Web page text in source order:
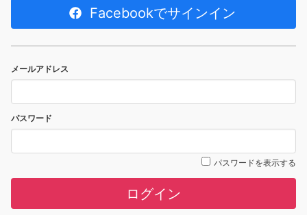
Facebookでサインイン
メールアドレス
パスワード
パスワードを表示する
ログイン